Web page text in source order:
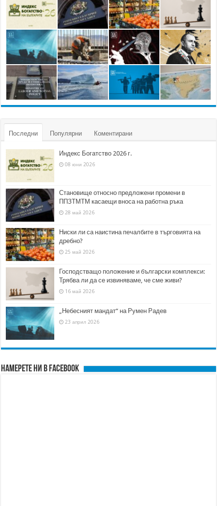
Последни Популярни Коментирани
Индекс Богатство 2026 г.
08 юни 2026
Становище относно предложени промени в
ППЗТМТМ касаещи вноса на работна ръка
28 май 2026
Ниски ли са наистина печалбите в търговията на
дребно?
25 май 2026
Господстващо положение и български комплекси:
Трябва ли да се извиняваме, че сме живи?
16 май 2026
„Небесният мандат“ на Румен Радев
23 април 2026
Намерете ни в FACEBOOK